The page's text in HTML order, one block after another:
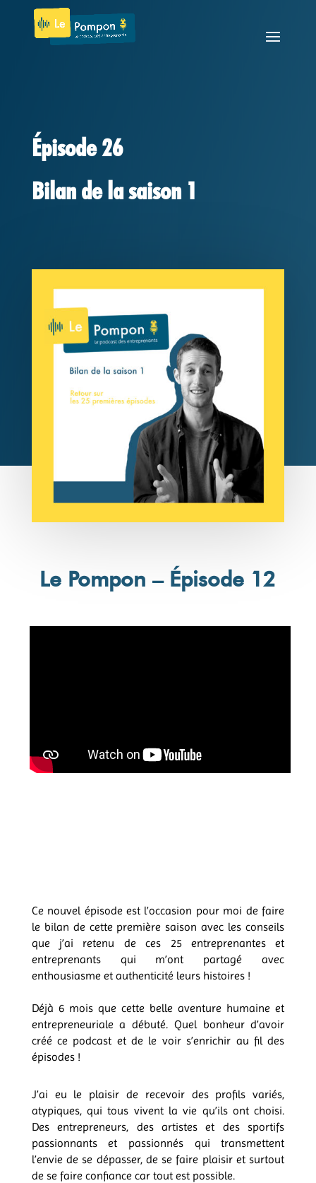
Épisode 26
Bilan de la saison 1
Le Pompon – Épisode 12
Ce nouvel épisode est l’occasion pour moi de faire
le bilan de cette première saison avec les conseils
que j’ai retenu de ces 25 entreprenantes et
entreprenants qui m’ont partagé avec
enthousiasme et authenticité leurs histoires !
Déjà 6 mois que cette belle aventure humaine et
entrepreneuriale a débuté. Quel bonheur d’avoir
créé ce podcast et de le voir s’enrichir au fil des
épisodes !
J’ai eu le plaisir de recevoir des profils variés,
atypiques, qui tous vivent la vie qu’ils ont choisi.
Des entrepreneurs, des artistes et des sportifs
passionnants et passionnés qui transmettent
l’envie de se dépasser, de se faire plaisir et surtout
de se faire confiance car tout est possible.